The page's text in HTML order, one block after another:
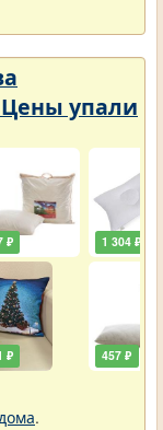
упали
₽
₽
1 304 ₽
457 ₽
.